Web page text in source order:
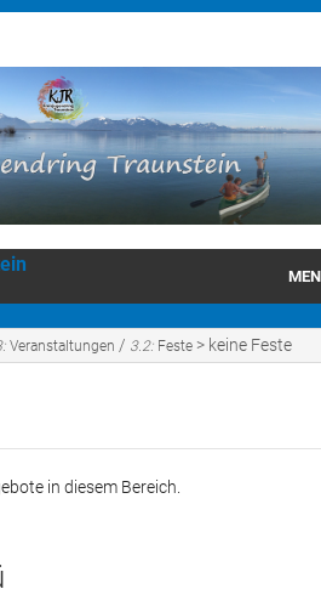
Veranstaltungen / 3.2: Feste > keine Feste
in diesem Bereich.